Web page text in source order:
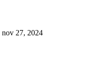
nov 27, 2024